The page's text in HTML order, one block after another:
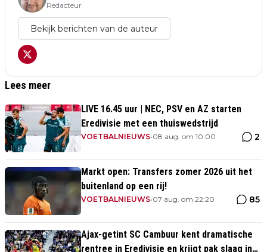
Redacteur
Bekijk berichten van de auteur
Lees meer
LIVE 16.45 uur | NEC, PSV en AZ starten
Eredivisie met een thuiswedstrijd
VOETBALNIEUWS•08 aug. om 10:00 2
Markt open: Transfers zomer 2026 uit het
buitenland op een rij!
VOETBALNIEUWS•07 aug. om 22:20 85
Ajax-getint SC Cambuur kent dramatische
rentree in Eredivisie en krijgt pak slaag in